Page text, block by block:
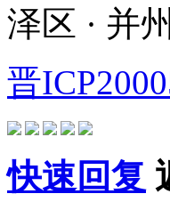
泽区 · 并
晋
快速回复